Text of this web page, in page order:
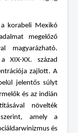
korabeli Mexikó
megelőző
magyarázható.
XIX-XX. század
zajlott. A
jelentős súlyt
és az indián
növelték
amely a
és